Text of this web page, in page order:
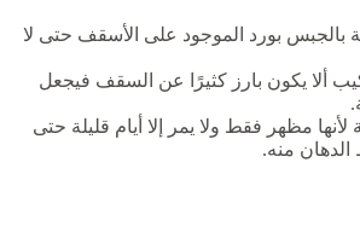
بالجبس بورد الموجود على الأسقف حتى لا
ألا يكون بارز كثيرًا عن السقف فيجعل
لأنها مظهر فقط ولا يمر إلا أيام قليلة حتى
منه.